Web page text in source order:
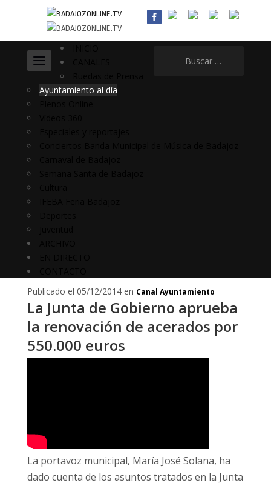
Ayuntamiento al día
Publicado el 05/12/2014 en Canal Ayuntamiento
La Junta de Gobierno aprueba
la renovación de acerados por
550.000 euros
La portavoz municipal, María José Solana, ha
dado cuenta de los asuntos tratados en la Junta